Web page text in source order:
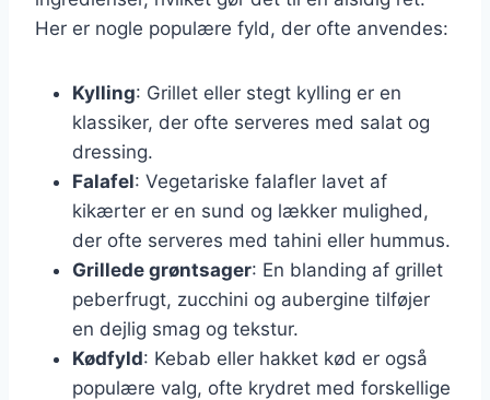
Her er nogle populære fyld, der ofte anvendes:
Kylling: Grillet eller stegt kylling er en
klassiker, der ofte serveres med salat og
dressing.
Falafel: Vegetariske falafler lavet af
kikærter er en sund og lækker mulighed,
der ofte serveres med tahini eller hummus.
Grillede grøntsager: En blanding af grillet
peberfrugt, zucchini og aubergine tilføjer
en dejlig smag og tekstur.
Kødfyld: Kebab eller hakket kød er også
populære valg, ofte krydret med forskellige